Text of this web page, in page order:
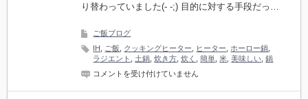
す
飯
鍋)
は
り替わっていました(- -;) 目的に対する手段だっ…
ご飯ブログ
IH
ご飯 クッキングヒーター ヒーター ホーロー鍋
ラジエント
土鍋 ,炊き方 ,炊く ,簡単 ,米 ,美味しい ,鍋
ご
を
コメントを受け付けていません